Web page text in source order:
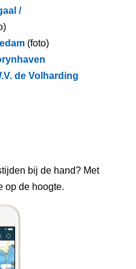
/
(foto)
de Volharding
bij de hand? Met
op de hoogte.